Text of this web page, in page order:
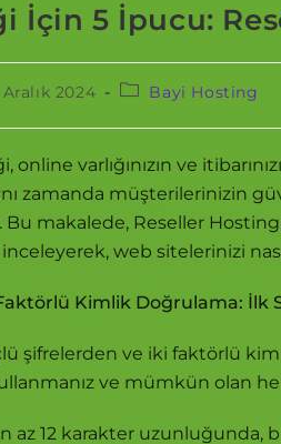
İçin 5 İpucu:
Aralık 2024 Bayi Hosting
varlığınızın ve
zamanda müşterilerinizin
makalede, Reseller
web sitelerinizi
Kimlik Doğrulama: İlk
şifrelerden ve iki faktörlü
ve mümkün olan
az 12 karakter uzunluğunda,